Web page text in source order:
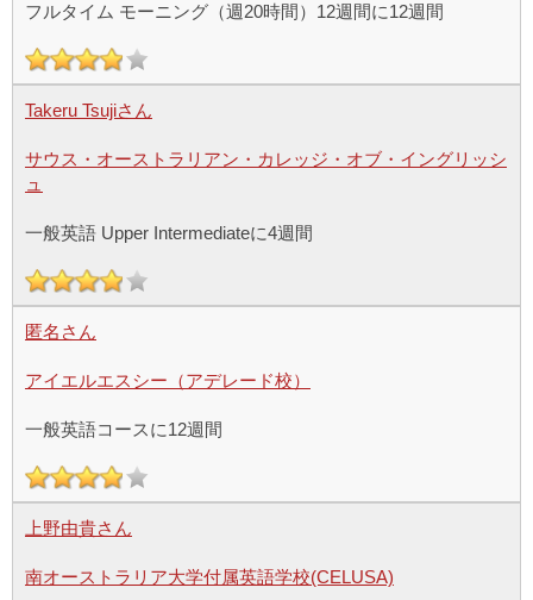
フルタイム モーニング（週20時間）12週間に12週間
Takeru Tsujiさん
サウス・オーストラリアン・カレッジ・オブ・イングリッシ
ュ
一般英語 Upper Intermediateに4週間
匿名さん
アイエルエスシー（アデレード校）
一般英語コースに12週間
上野由貴さん
南オーストラリア大学付属英語学校(CELUSA)